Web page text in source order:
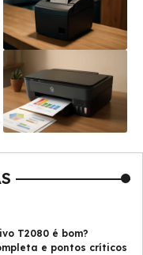
T2080 é bom?
e pontos críticos